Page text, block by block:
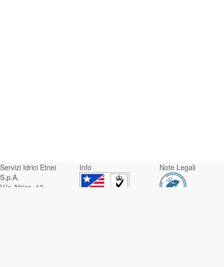
Servizi Idrici Etnei
S.p.A.
V.le Africa, 12 -
Info Note Legali